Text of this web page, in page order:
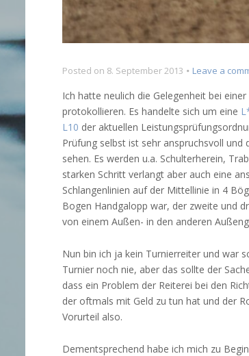
Posted on 8. September 2013 Leave a
Ich hatte neulich die Gelegenheit bei
protokollieren. Es handelte sich um eine
L10 der aktuellen
Prüfung selbst ist sehr anspruchsvoll und
sehen. Es werden u.a. Schulterherein,
starken Schritt verlangt aber auch eine
Schlangenlinien auf der Mittellinie in 4
Bogen Handgalopp war, der zweite und
von einem Außen- in den anderen
Nun bin ich ja kein Turnierreiter und war
Turnier noch nie, aber das sollte der
dass ein Problem der Reiterei bei den
der oftmals mit Geld zu tun hat und der
Vorurteil also.
Dementsprechend habe ich mich zu